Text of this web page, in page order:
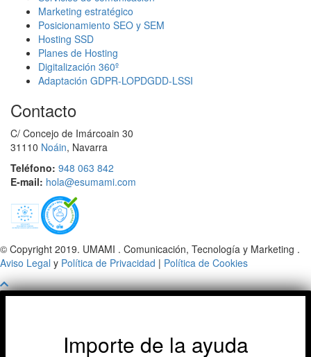
Marketing estratégico
Posicionamiento SEO y SEM
Hosting SSD
Planes de Hosting
Digitalización 360º
Adaptación GDPR-LOPDGDD-LSSI
Contacto
C/ Concejo de Imárcoain 30
31110 Noáin, Navarra
Teléfono: 948 063 842
E-mail: hola@esumami.com
© Copyright 2019. UMAMI . Comunicación, Tecnología y Marketing .
Aviso Legal y Política de Privacidad | Política de Cookies
Importe de la ayuda